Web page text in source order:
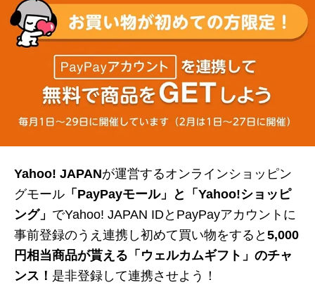
Yahoo! JAPANが運営するオンラインショッピン
グモール 「PayPayモール」と「Yahoo!ショッピ
ング」 でYahoo! JAPAN IDとPayPayアカウントに
事前登録のうえ連携し初めて買い物をすると 5,000
円相当商品が貰える「ウェルカムギフト」のチャ
ンス！ 是非登録して連携させよう！